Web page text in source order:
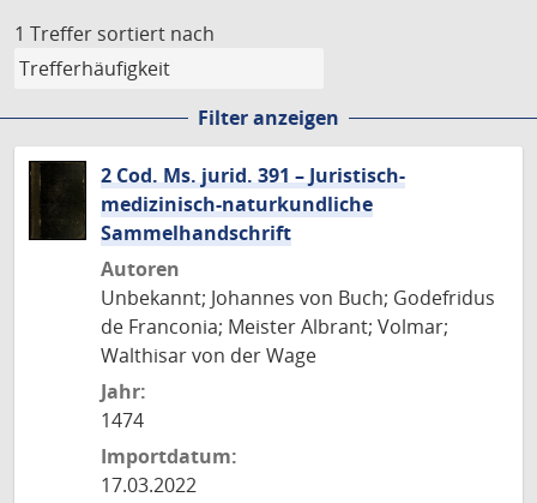
1 Treffer sortiert nach
Filter anzeigen
2 Cod. Ms. jurid. 391 – Juristisch-
medizinisch-naturkundliche
Sammelhandschrift
Autoren
Unbekannt; Johannes von Buch; Godefridus
de Franconia; Meister Albrant; Volmar;
Walthisar von der Wage
Jahr:
1474
Importdatum:
17.03.2022